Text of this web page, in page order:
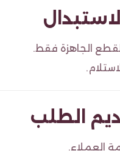
الجاهزة فقط.
الطلب
العملاء.